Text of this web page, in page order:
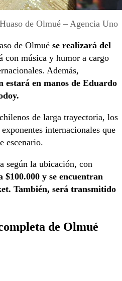
de Olmué – Agencia Uno
de Olmué se realizará del
con música y humor a cargo
Además,
estará en manos de Eduardo
de larga trayectoria, los
internacionales que
escenario.
según la ubicación, con
$100.000 y se encuentran
También, será transmitido
de Olmué